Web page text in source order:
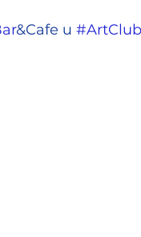
&Cafe и